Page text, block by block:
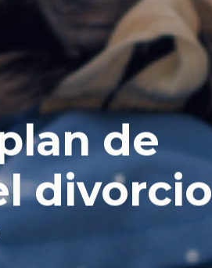
de
divorcio